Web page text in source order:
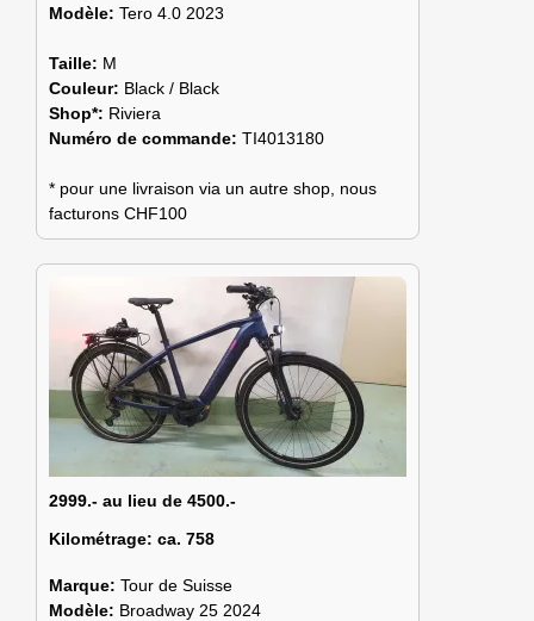
Modèle: Tero 4.0 2023
Taille: M
Couleur: Black / Black
Shop*: Riviera
Numéro de commande: TI4013180
* pour une livraison via un autre shop, nous
facturons CHF100
2999.- au lieu de 4500.-
Kilométrage: ca. 758
Marque: Tour de Suisse
Modèle: Broadway 25 2024